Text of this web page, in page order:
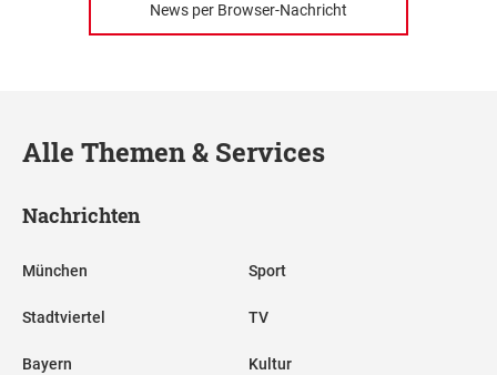
News per Browser-Nachricht
Alle Themen & Services
Nachrichten
München
Stadtviertel
Bayern
Sport
TV
Kultur